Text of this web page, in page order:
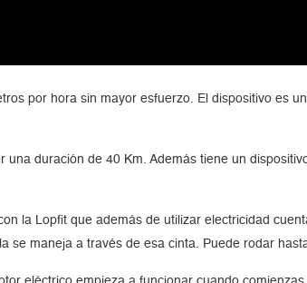
por hora sin mayor esfuerzo. El dispositivo es
una duración de 40 Km. Además tiene un
la Lopfit que además de utilizar electricidad
se maneja a través de esa cinta. Puede rodar